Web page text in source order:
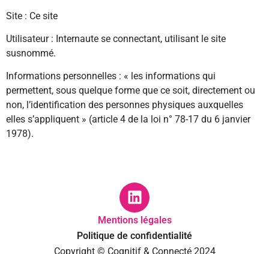
Site : Ce site
Utilisateur : Internaute se connectant, utilisant le site
susnommé.
Informations personnelles : « les informations qui
permettent, sous quelque forme que ce soit, directement ou
non, l’identification des personnes physiques auxquelles
elles s’appliquent » (article 4 de la loi n° 78-17 du 6 janvier
1978).
Copyright © Cognitif & Connecté 2024
Mentions légales
Politique de confidentialité